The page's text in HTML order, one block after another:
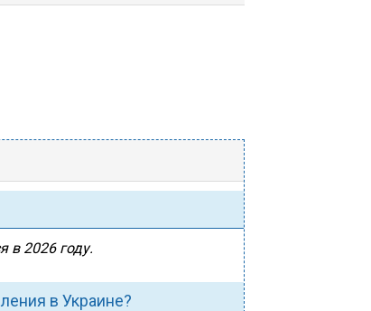
в 2026 году.
в Украине?